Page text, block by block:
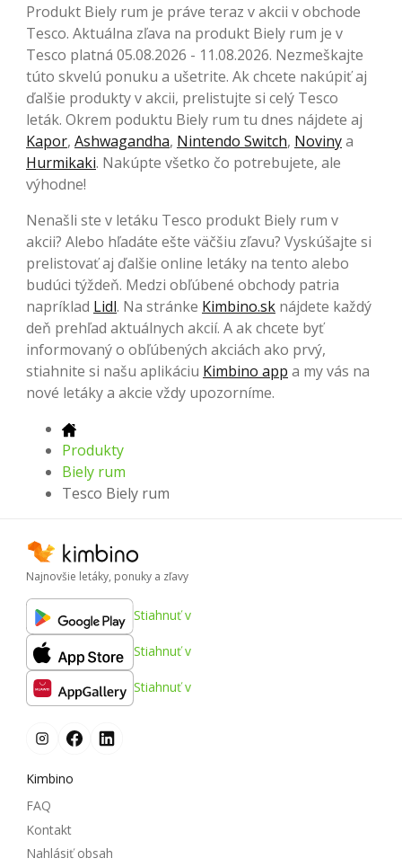
Produkt Biely rum je práve teraz v akcii v obchode
Tesco. Aktuálna zľava na produkt Biely rum je v
Tesco platná 05.08.2026 - 11.08.2026. Nezmeškajte
túto skvelú ponuku a ušetrite. Ak chcete nakúpiť aj
ďalšie produkty v akcii, prelistujte si celý Tesco
leták. Okrem poduktu Biely rum tu dnes nájdete aj
Kapor, Ashwagandha, Nintendo Switch, Novinya
Hurmikaki. Nakúpte všetko čo potrebujete, ale
výhodne!
Nenašli ste v letáku Tesco produkt Biely rum v
akcii? Alebo hľadáte ešte väčšiu zľavu? Vyskúšajte si
prelistovať aj ďalšie online letáky na tento alebo
budúci týždeň. Medzi obľúbené obchody patria
napríklad Lidl. Na stránke Kimbino.sk nájdete každý
deň prehľad aktuálnych akcií. A ak chcete byť
informovaný o obľúbených akciách ako prvý,
stiahnite si našu aplikáciu Kimbino app a my vás na
nové letáky a akcie vždy upozorníme.
Produkty
Biely rum
Tesco Biely rum
Najnovšie letáky, ponuky a zľavy
Stiahnuť v
Stiahnuť v
Stiahnuť v
Kimbino
FAQ
Kontakt
Nahlásiť obsah